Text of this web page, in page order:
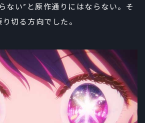
ない”と原作通りにはならない。そ
切る方向でした。